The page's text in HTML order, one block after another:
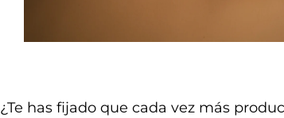
¿Te has fijado que cada vez más